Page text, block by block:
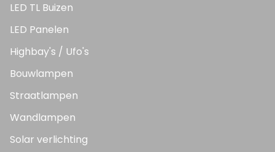
LED TL Buizen
LED Panelen
Highbay's / Ufo's
Bouwlampen
Straatlampen
Wandlampen
Solar verlichting